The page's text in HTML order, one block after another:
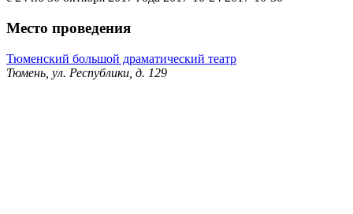
Место проведения
Тюменский большой драматический театр
Тюмень, ул. Республики, д. 129